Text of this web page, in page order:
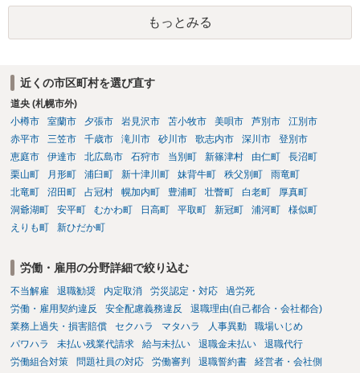
解雇という処分が社会通念上相当と認められない限り、解雇は無効で
す。 結局、貴殿のネット炎上の内容や原因、勤務先に与えた影響な
どを具体的に検討しなければ、何とも申し上げることができません。
士にご相談下さい。
もっとみる
近くの市区町村を選び直す
道央 (札幌市外)
小樽市
室蘭市 夕張市 岩見沢市 苫小牧市 美唄市 芦別市
江別市
赤平市
三笠市 千歳市 滝川市 砂川市 歌志内市 深川市
登別市
恵庭市
伊達市 北広島市 石狩市 当別町 新篠津村 由仁町
長沼町
栗山町
月形町 浦臼町 新十津川町 妹背牛町 秩父別町
雨竜町
北竜町
沼田町 占冠村 幌加内町 豊浦町 壮瞥町 白老町
厚真町
洞爺湖町
安平町 むかわ町 日高町 平取町 新冠町 浦河町
様似町
えりも町
新ひだか町
労働・雇用の分野詳細で絞り込む
不当解雇 退職勧奨 内定取消 労災認定・対応
過労死
労働・雇用契約違反
安全配慮義務違反
退職理由(自己都合・会社都合)
業務上過失・損害賠償
セクハラ マタハラ 人事異動
職場いじめ
パワハラ
未払い残業代請求 給与未払い 退職金未払い
退職代行
労働組合対策
問題社員の対応 労働審判 退職誓約書
経営者・会社側